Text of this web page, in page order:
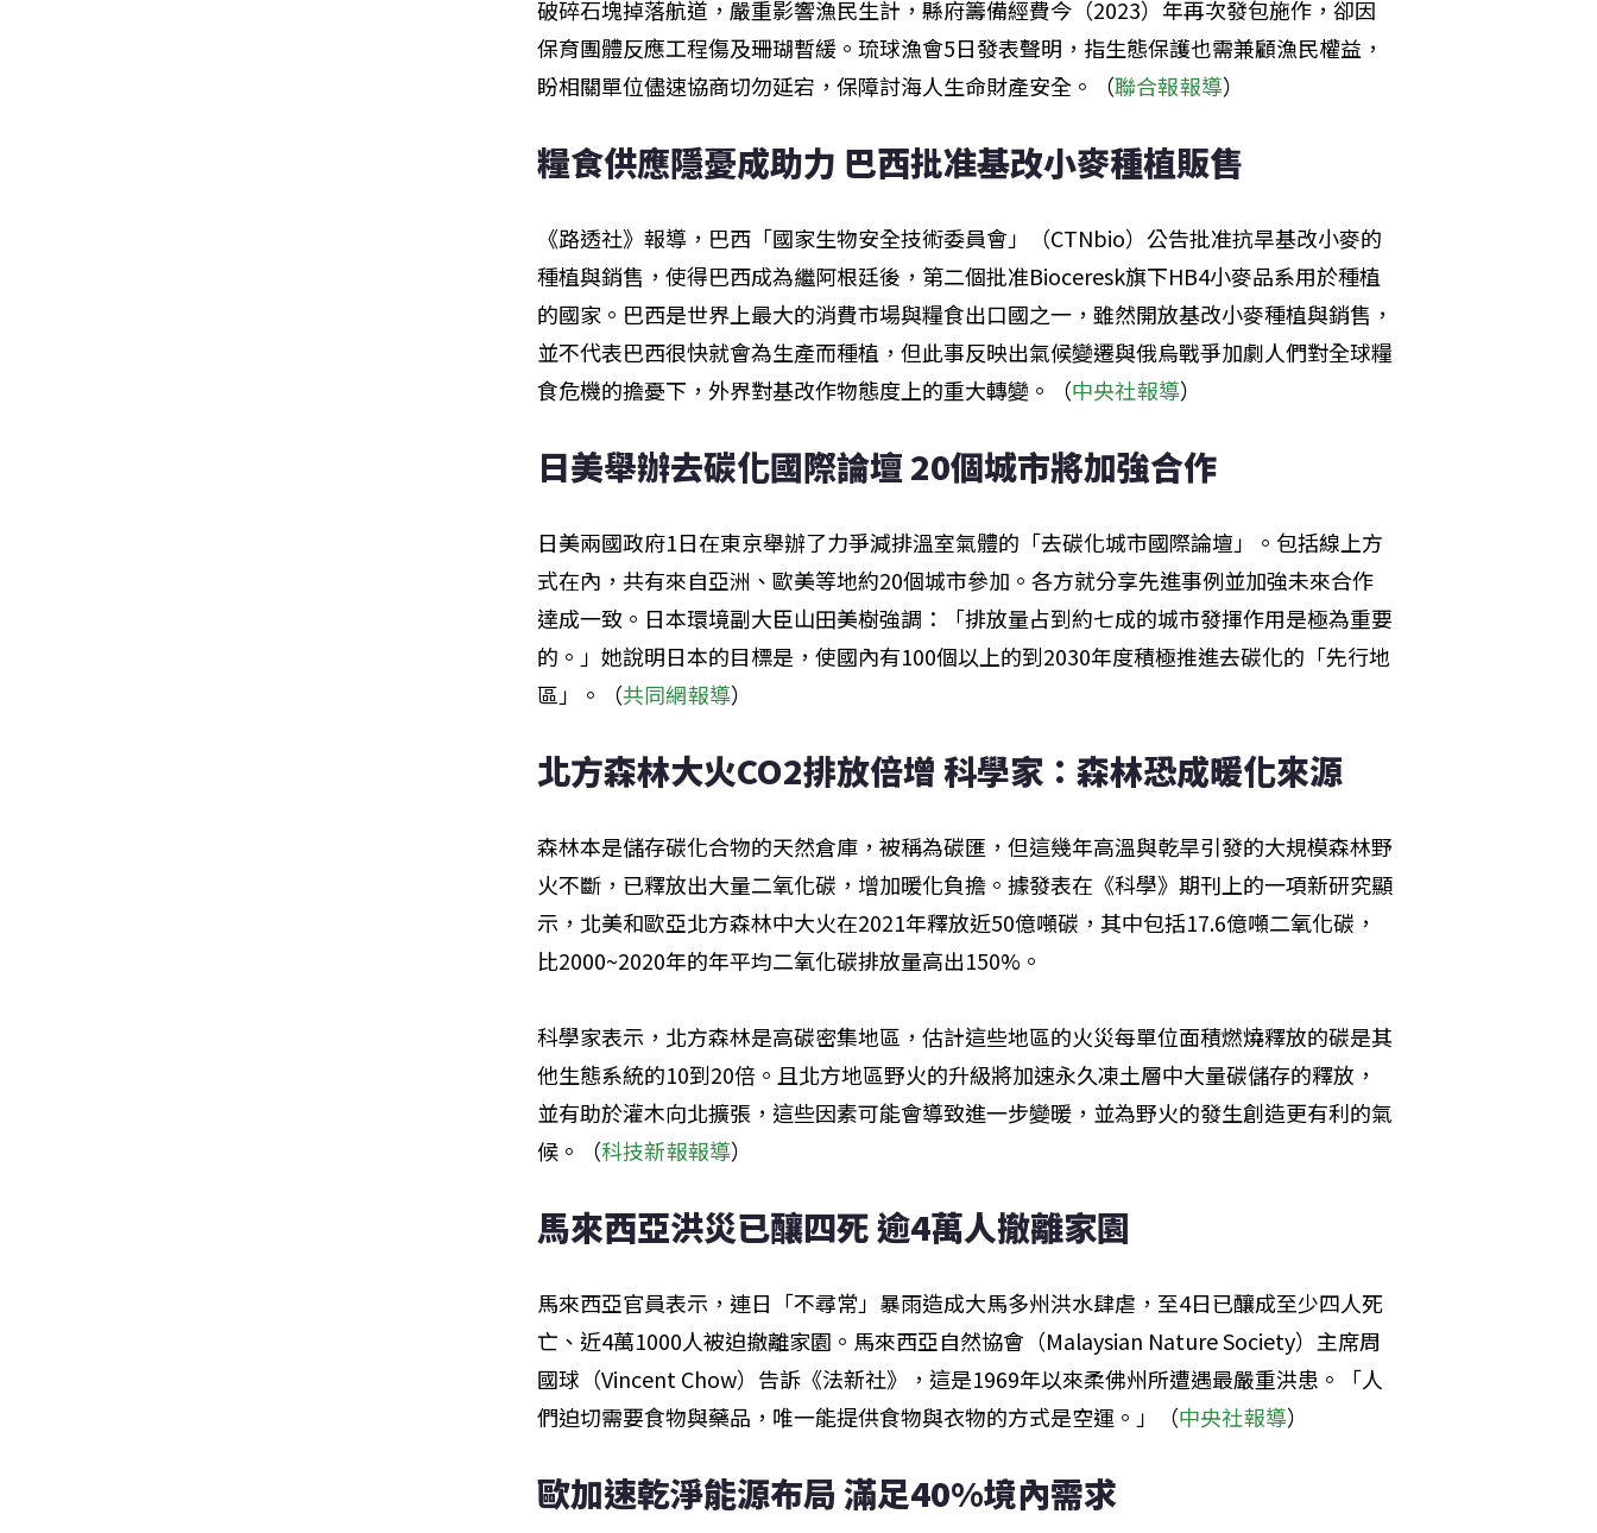
破碎石塊掉落航道，嚴重影響漁民生計，縣府籌備經費今（2023）年再次發包施作，卻因
保育團體反應工程傷及珊瑚暫緩。琉球漁會5日發表聲明，指生態保護也需兼顧漁民權益，
盼相關單位儘速協商切勿延宕，保障討海人生命財產安全。（聯合報報導）
糧食供應隱憂成助力 巴西批准基改小麥種植販售
《路透社》報導，巴西「國家生物安全技術委員會」（CTNbio）公告批准抗旱基改小麥的
種植與銷售，使得巴西成為繼阿根廷後，第二個批准Bioceresk旗下HB4小麥品系用於種植
的國家。巴西是世界上最大的消費市場與糧食出口國之一，雖然開放基改小麥種植與銷售，
並不代表巴西很快就會為生產而種植，但此事反映出氣候變遷與俄烏戰爭加劇人們對全球糧
食危機的擔憂下，外界對基改作物態度上的重大轉變。（中央社報導）
日美舉辦去碳化國際論壇 20個城市將加強合作
日美兩國政府1日在東京舉辦了力爭減排溫室氣體的「去碳化城市國際論壇」。包括線上方
式在內，共有來自亞洲、歐美等地約20個城市參加。各方就分享先進事例並加強未來合作
達成一致。日本環境副大臣山田美樹強調：「排放量占到約七成的城市發揮作用是極為重要
的。」她說明日本的目標是，使國內有100個以上的到2030年度積極推進去碳化的「先行地
區」。（共同網報導）
北方森林大火CO2排放倍增 科學家：森林恐成暖化來源
森林本是儲存碳化合物的天然倉庫，被稱為碳匯，但這幾年高溫與乾旱引發的大規模森林野
火不斷，已釋放出大量二氧化碳，增加暖化負擔。據發表在《科學》期刊上的一項新研究顯
示，北美和歐亞北方森林中大火在2021年釋放近50億噸碳，其中包括17.6億噸二氧化碳，
比2000~2020年的年平均二氧化碳排放量高出150%。
科學家表示，北方森林是高碳密集地區，估計這些地區的火災每單位面積燃燒釋放的碳是其
他生態系統的10到20倍。且北方地區野火的升級將加速永久凍土層中大量碳儲存的釋放，
並有助於灌木向北擴張，這些因素可能會導致進一步變暖，並為野火的發生創造更有利的氣
候。（科技新報報導）
馬來西亞洪災已釀四死 逾4萬人撤離家園
馬來西亞官員表示，連日「不尋常」暴雨造成大馬多州洪水肆虐，至4日已釀成至少四人死
亡、近4萬1000人被迫撤離家園。馬來西亞自然協會（Malaysian Nature Society）主席周
國球（Vincent Chow）告訴《法新社》，這是1969年以來柔佛州所遭遇最嚴重洪患。「人
們迫切需要食物與藥品，唯一能提供食物與衣物的方式是空運。」（中央社報導）
歐加速乾淨能源布局 滿足40%境內需求